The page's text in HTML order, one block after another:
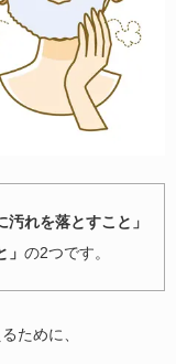
汚れを落とすこと」
の2つです。
ために、